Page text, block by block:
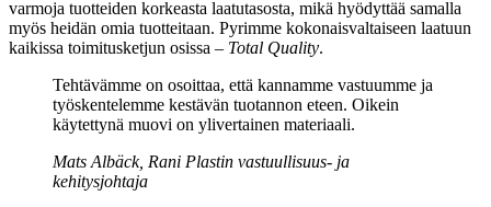
varmoja tuotteiden korkeasta laatutasosta, mikä hyödyttää samalla
myös heidän omia tuotteitaan. Pyrimme kokonaisvaltaiseen laatuun
kaikissa toimitusketjun osissa – Total Quality.
Tehtävämme on osoittaa, että kannamme vastuumme ja
työskentelemme kestävän tuotannon eteen. Oikein
käytettynä muovi on ylivertainen materiaali.
Mats Albäck, Rani Plastin vastuullisuus- ja
kehitysjohtaja